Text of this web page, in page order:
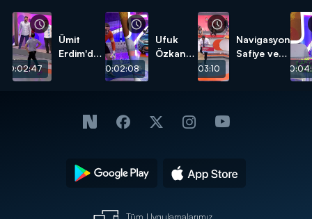
00:02:47
Ümit
Erdim'den
00:02:08
Ufuk
Özkan
00:03:10
Navigasyon
Safiye ve
Tüm Uygulamalarımız